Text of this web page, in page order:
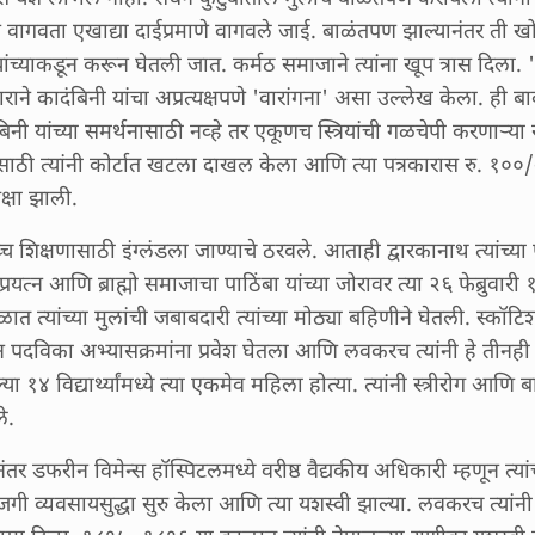
वागवता एखाद्या दाईप्रमाणे वागवले जाई. बाळंतपण झाल्यानंतर ती
करून घेतली जात. कर्मठ समाजाने त्यांना खूप त्रास दिला.
कादंबिनी यांचा अप्रत्यक्षपणे 'वारांगना' असा उल्लेख केला. ही
यांच्या समर्थनासाठी नव्हे तर एकूणच स्त्रियांची गळचेपी करणाऱ्या
त्यांनी कोर्टात खटला दाखल केला आणि त्या पत्रकारास रु.
झाली.
शिक्षणासाठी इंग्लंडला जाण्याचे ठरवले. आताही द्वारकानाथ
आणि ब्राह्मो समाजाचा पाठिंबा यांच्या जोरावर त्या २६
त्यांच्या मुलांची जबाबदारी त्यांच्या मोठ्या बहिणीने घेतली.
पदविका अभ्यासक्रमांना प्रवेश घेतला आणि लवकरच त्यांनी हे
१४ विद्यार्थ्यांमध्ये त्या एकमेव महिला होत्या. त्यांनी स्त्रीरोग आणि
डफरीन विमेन्स हॉस्पिटलमध्ये वरीष्ठ वैद्यकीय अधिकारी म्हणून
व्यवसायसुद्धा सुरु केला आणि त्या यशस्वी झाल्या. लवकरच